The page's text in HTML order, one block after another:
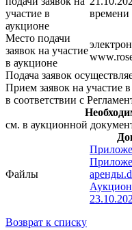
участие в
аукционе
времени
Место подачи
заявок на участие
в аукционе
Подача заявок
Прием заявок на участие
в соответствии с
см. в аукционной
Файлы
Возврат к списку